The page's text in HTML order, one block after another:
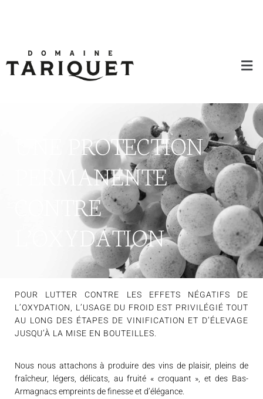
UNE PROTECTION
PERMANENTE
CONTRE
L’OXYDATION
POUR LUTTER CONTRE LES EFFETS NÉGATIFS DE
L’OXYDATION, L’USAGE DU FROID EST PRIVILÉGIÉ TOUT
AU LONG DES ÉTAPES DE VINIFICATION ET D’ÉLEVAGE
JUSQU’À LA MISE EN BOUTEILLES.
Nous nous attachons à produire des vins de plaisir, pleins de
fraîcheur, légers, délicats, au fruité « croquant », et des Bas-
Armagnacs empreints de finesse et d’élégance.